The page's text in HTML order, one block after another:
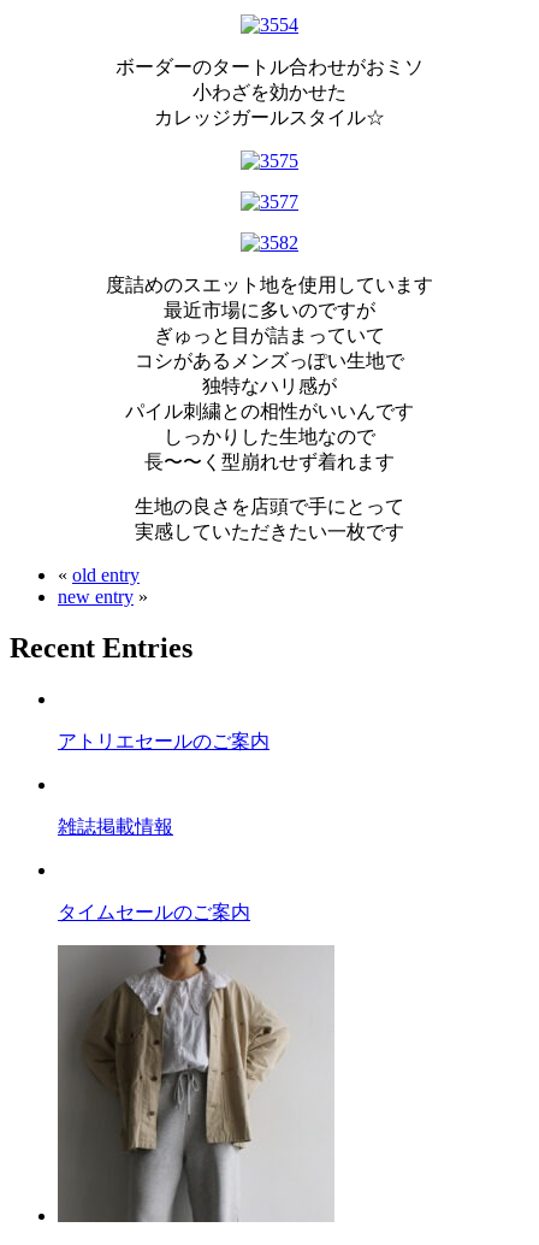
ボーダーのタートル合わせがおミソ
小わざを効かせた
カレッジガールスタイル☆
度詰めのスエット地を使用しています
最近市場に多いのですが
ぎゅっと目が詰まっていて
コシがあるメンズっぽい生地で
独特なハリ感が
パイル刺繍との相性がいいんです
しっかりした生地なので
長〜〜く型崩れせず着れます
生地の良さを店頭で手にとって
実感していただきたい一枚です
« old entry
new entry »
Recent Entries
アトリエセールのご案内
雑誌掲載情報
タイムセールのご案内